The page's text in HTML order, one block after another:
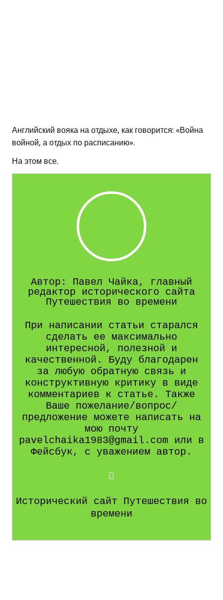
Английский вояка на отдыхе, как говорится: «Война
войной, а отдых по расписанию».
На этом все.
Автор: Павел Чайка, главный
редактор исторического сайта
Путешествия во времени
При написании статьи старался
сделать ее максимально
интересной, полезной и
качественной. Буду благодарен
за любую обратную связь и
конструктивную критику в виде
комментариев к статье. Также
Ваше пожелание/вопрос/
предложение можете написать на
мою почту
pavelchaika1983@gmail.com или в
Фейсбук, с уважением автор.
Исторический сайт Путешествия во
времени